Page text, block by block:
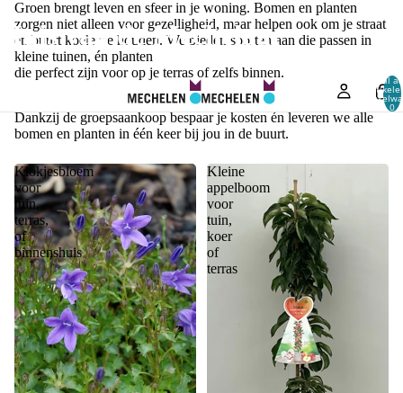
Huis van de Mechelaar
Totaal
0
Groen brengt leven en sfeer in je woning. Bomen en planten
zorgen niet alleen voor gezelligheid, maar helpen ook om je straat
en buurt koeler te houden. We bieden soorten aan die passen in
kleine tuinen, én planten
die perfect zijn voor op je terras of zelfs binnen.
Dankzij de groepsaankoop bespaar je kosten én leveren we alle
bomen en planten in één keer bij jou in de buurt.
Klokjesbloem
voor
tuin,
terras,
of
binnenshuis
Kleine
appelboom
voor
tuin,
koer
of
terras